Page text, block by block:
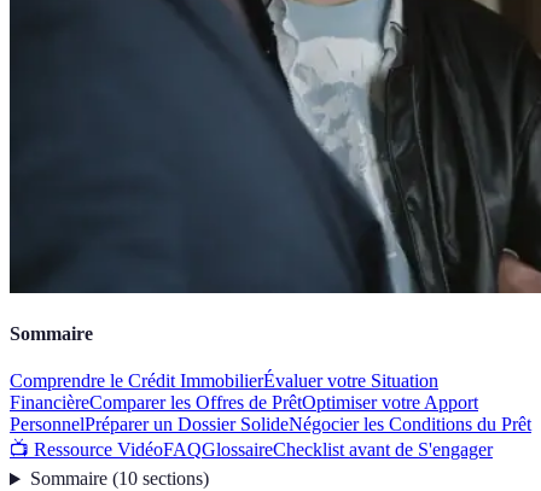
Sommaire
Comprendre le Crédit ImmobilierÉvaluer votre Situation
FinancièreComparer les Offres de PrêtOptimiser votre Apport
PersonnelPréparer un Dossier SolideNégocier les Conditions du Prêt
📺 Ressource VidéoFAQGlossaireChecklist avant de S'engager
Sommaire(10 sections)